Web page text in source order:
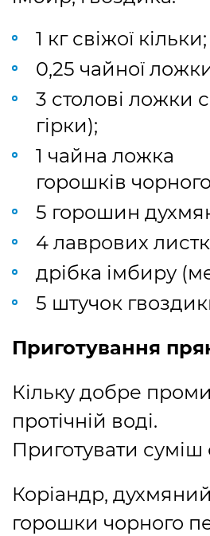
1 кг свіжої кільки;
0,25 чайної
3 столові ложки
гірки);
1 чайна ложка
горошків
5 горошин
4 лаврових
дрібка імбиру
5 штучок
Приготування
Кільку добре
протічній воді.
Приготувати суміш
Коріандр,
горошки чорного